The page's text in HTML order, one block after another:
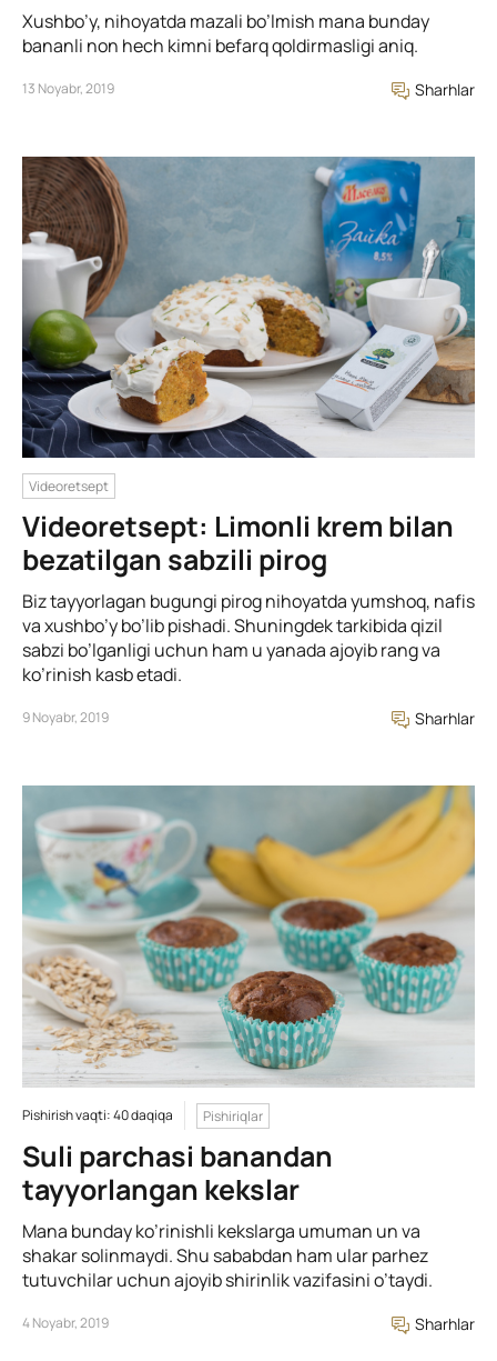
Xushbo’y, nihoyatda mazali bo’lmish mana bunday
bananli non hech kimni befarq qoldirmasligi aniq.
13 Noyabr, 2019 Sharhlar
Videoretsept
Videoretsept: Limonli krem bilan
bezatilgan sabzili pirog
Biz tayyorlagan bugungi pirog nihoyatda yumshoq, nafis
va xushbo’y bo’lib pishadi. Shuningdek tarkibida qizil
sabzi bo’lganligi uchun ham u yanada ajoyib rang va
ko’rinish kasb etadi.
9 Noyabr, 2019 Sharhlar
Pishirish vaqti: 40 daqiqa Pishiriqlar
Suli parchasi banandan
tayyorlangan kekslar
Mana bunday ko’rinishli kekslarga umuman un va
shakar solinmaydi. Shu sababdan ham ular parhez
tutuvchilar uchun ajoyib shirinlik vazifasini o’taydi.
4 Noyabr, 2019 Sharhlar